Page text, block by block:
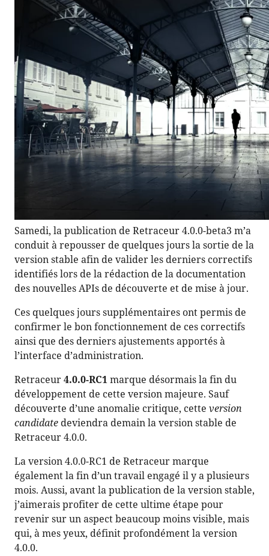
Samedi, la publication de Retraceur 4.0.0-beta3 m’a
conduit à repousser de quelques jours la sortie de la
version stable afin de valider les derniers correctifs
identifiés lors de la rédaction de la documentation
des nouvelles APIs de découverte et de mise à jour.
Ces quelques jours supplémentaires ont permis de
confirmer le bon fonctionnement de ces correctifs
ainsi que des derniers ajustements apportés à
l’interface d’administration.
Retraceur4.0.0-RC1marque désormais la fin du
développement de cette version majeure. Sauf
découverte d’une anomalie critique, cette version
candidate deviendra demain la version stable de
Retraceur 4.0.0.
La version 4.0.0-RC1 de Retraceur marque
également la fin d’un travail engagé il y a plusieurs
mois. Aussi, avant la publication de la version stable,
j’aimerais profiter de cette ultime étape pour
revenir sur un aspect beaucoup moins visible, mais
qui, à mes yeux, définit profondément la version
4.0.0.